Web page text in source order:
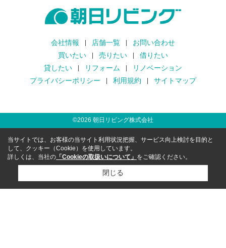
会社情報 店舗一覧
お問い合わせ
買いたい
売りたい
借りたい
貸したい
リフォーム
リノベーション
プライバシーポリシー
利用規約 サイトマップ
©2026 朝日リビング株式会社
当サイトでは、お客様の当サイト利用状況把握、サービス向上検討を目的と
して、クッキー（Cookie）を使用しています。
詳しくは、当社の 「Cookieの取扱いについて」 をご確認ください。
閉じる